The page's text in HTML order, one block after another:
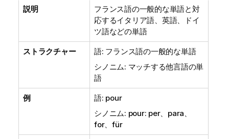
説明
フランス語の一般的な単語と対
応するイタリア語、英語、ドイ
ツ語などの単語
ストラクチャー
語: フランス語の一般的な単語
シノニム: マッチする他言語の単
語
例
語: pour
シノニム: pour: per、para、
for、für